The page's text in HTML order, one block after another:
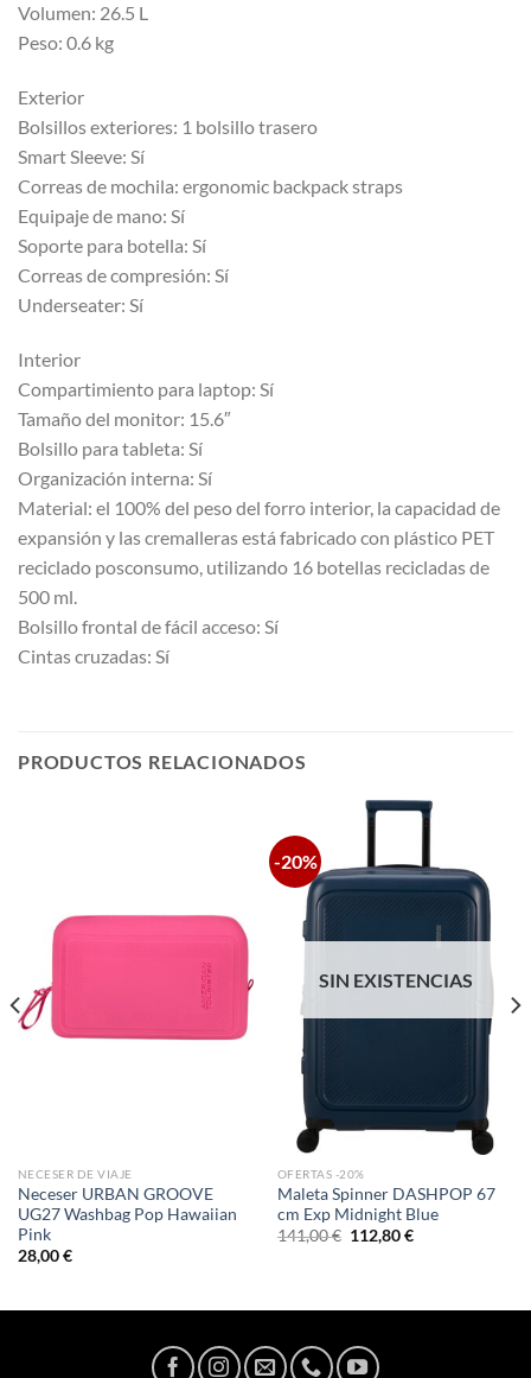
Volumen: 26.5 L
Peso: 0.6 kg
Exterior
Bolsillos exteriores: 1 bolsillo trasero
Smart Sleeve: Sí
Correas de mochila: ergonomic backpack straps
Equipaje de mano: Sí
Soporte para botella: Sí
Correas de compresión: Sí
Underseater: Sí
Interior
Compartimiento para laptop: Sí
Tamaño del monitor: 15.6″
Bolsillo para tableta: Sí
Organización interna: Sí
Material: el 100% del peso del forro interior, la capacidad de
expansión y las cremalleras está fabricado con plástico PET
reciclado posconsumo, utilizando 16 botellas recicladas de
500 ml.
Bolsillo frontal de fácil acceso: Sí
Cintas cruzadas: Sí
PRODUCTOS RELACIONADOS
NECESER DE VIAJE
Neceser URBAN GROOVE
UG27 Washbag Pop Hawaiian
Pink
28,00€
-20%
SIN EXISTENCIAS
OFERTAS -20%
Maleta Spinner DASHPOP 67
cm Exp Midnight Blue
141,00€ El
precio
112,80€El